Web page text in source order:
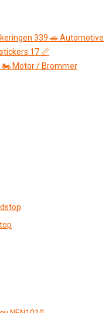
339 🚗Automotive
17 📏
🏍️ Motor / Brommer